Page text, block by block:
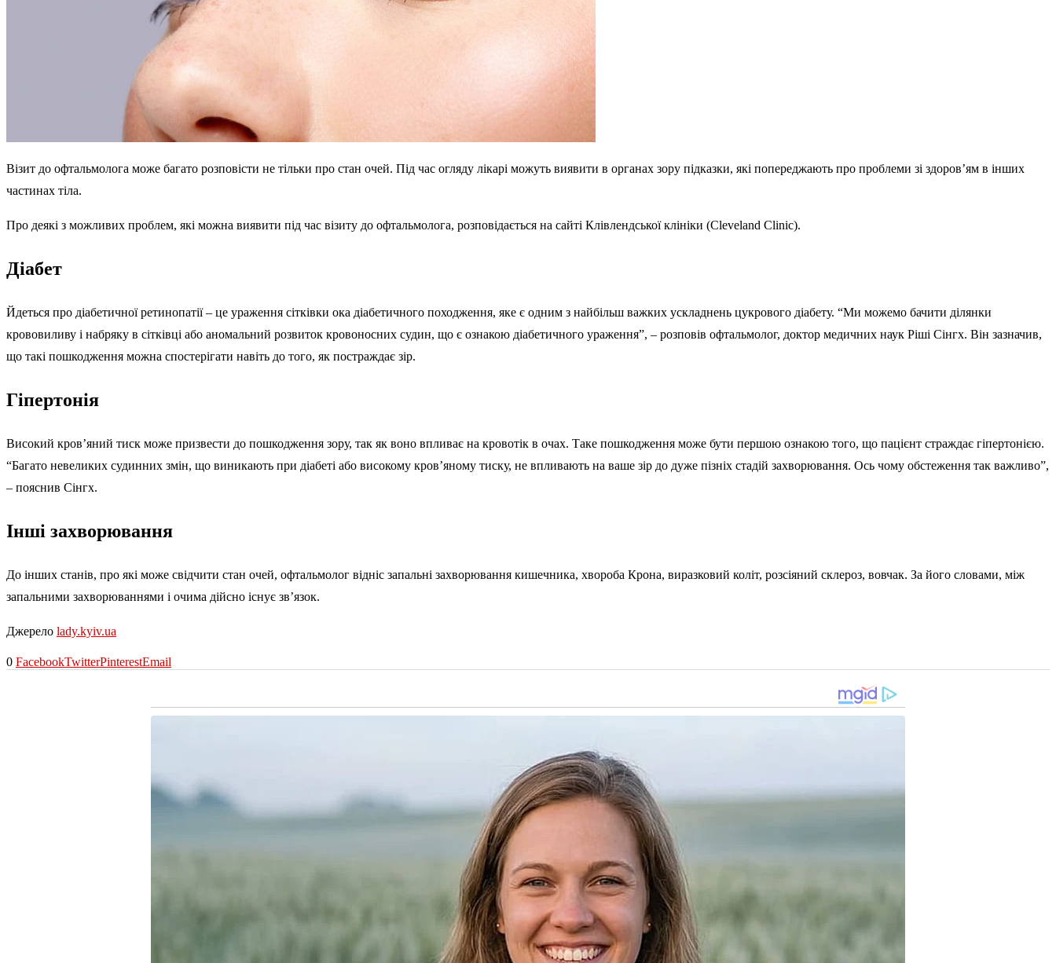
Візит до офтальмолога може багато розповісти не тільки про стан очей. Під час огляду лікарі можуть виявити в органах зору підказки, які попереджають про проблеми зі здоров’ям в інших
частинах тіла.
Про деякі з можливих проблем, які можна виявити під час візиту до офтальмолога, розповідається на сайті Клівлендської клініки (Cleveland Clinic).
Діабет
Йдеться про діабетичної ретинопатії – це ураження сітківки ока діабетичного походження, яке є одним з найбільш важких ускладнень цукрового діабету. “Ми можемо бачити ділянки
крововиливу і набряку в сітківці або аномальний розвиток кровоносних судин, що є ознакою діабетичного ураження”, – розповів офтальмолог, доктор медичних наук Ріші Сінгх. Він зазначив,
що такі пошкодження можна спостерігати навіть до того, як постраждає зір.
Гіпертонія
Високий кров’яний тиск може призвести до пошкодження зору, так як воно впливає на кровотік в очах. Таке пошкодження може бути першою ознакою того, що пацієнт страждає гіпертонією.
“Багато невеликих судинних змін, що виникають при діабеті або високому кров’яному тиску, не впливають на ваше зір до дуже пізніх стадій захворювання. Ось чому обстеження так важливо”,
– пояснив Сінгх.
Інші захворювання
До інших станів, про які може свідчити стан очей, офтальмолог відніс запальні захворювання кишечника, хвороба Крона, виразковий коліт, розсіяний склероз, вовчак. За його словами, між
запальними захворюваннями і очима дійсно існує зв’язок.
Джерело lady.kyiv.ua
0 FacebookTwitterPinterestEmail